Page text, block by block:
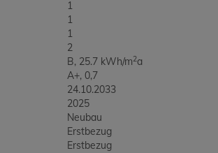
1
1
1
2
B, 25.7 kWh/m2a
A+, 0,7
24.10.2033
2025
Neubau
Erstbezug
Erstbezug